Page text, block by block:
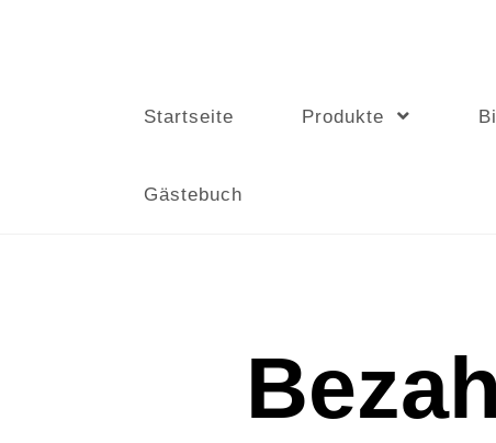
Startseite Produkte
Gästebuch